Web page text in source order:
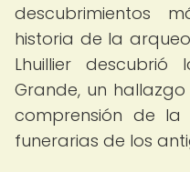
descubrimientos
historia de la
Lhuillier
Grande, un
comprensión de
funerarias de los